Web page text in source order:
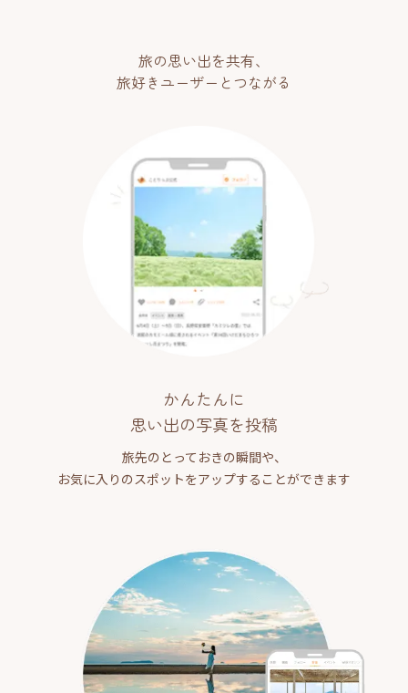
旅の思い出を共有、
旅好きユーザーとつながる
かんたんに
思い出の写真を投稿
旅先のとっておきの瞬間や、
お気に入りのスポットをアップすることができます